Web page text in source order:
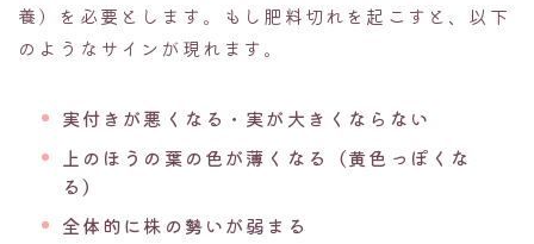
養）を必要とします。もし肥料切れを起こすと、以下
のようなサインが現れます。
実付きが悪くなる・実が大きくならない
上のほうの葉の色が薄くなる（黄色っぽくな
る）
全体的に株の勢いが弱まる